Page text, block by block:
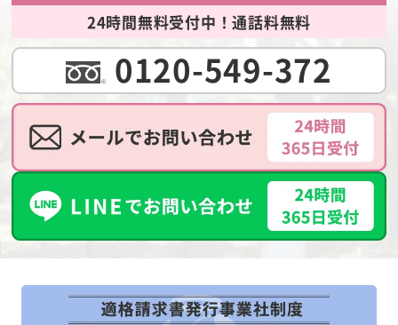
24時間無料受付中！通話料無料
0120-549-372